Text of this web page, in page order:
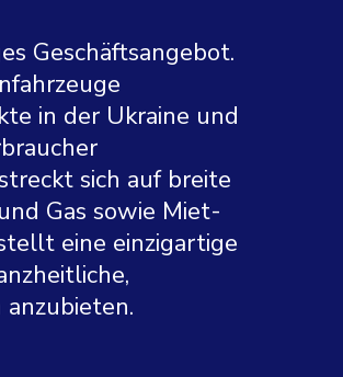
Geschäftsangebot.
in der Ukraine und
sich auf breite
Gas sowie Miet-
eine einzigartige